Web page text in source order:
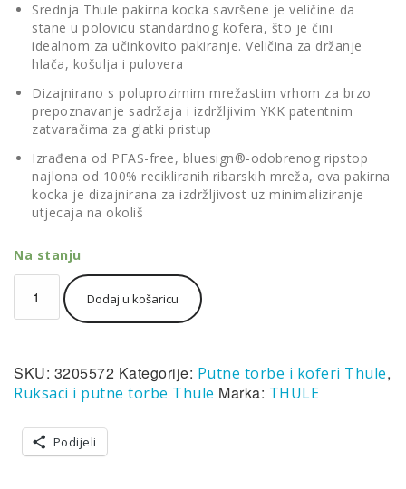
Srednja Thule pakirna kocka savršene je veličine da
stane u polovicu standardnog kofera, što je čini
idealnom za učinkovito pakiranje. Veličina za držanje
hlača, košulja i pulovera
Dizajnirano s poluprozirnim mrežastim vrhom za brzo
prepoznavanje sadržaja i izdržljivim YKK patentnim
zatvaračima za glatki pristup
Izrađena od PFAS-free, bluesign®-odobrenog ripstop
najlona od 100% recikliranih ribarskih mreža, ova pakirna
kocka je dizajnirana za izdržljivost uz minimaliziranje
utjecaja na okoliš
Na stanju
packing
cube
pakiranje
srednja
količina
Dodaj u košaricu
SKU: 3205572 Kategorije: Putne torbe i koferi Thule,
Ruksaci i putne torbe Thule Marka: THULE
Podijeli